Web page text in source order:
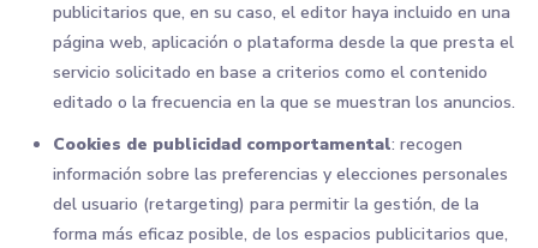
publicitarios que, en su caso, el editor haya incluido en una
página web, aplicación o plataforma desde la que presta el
servicio solicitado en base a criterios como el contenido
editado o la frecuencia en la que se muestran los anuncios.
Cookies de publicidad comportamental: recogen
información sobre las preferencias y elecciones personales
del usuario (retargeting) para permitir la gestión, de la
forma más eficaz posible, de los espacios publicitarios que,